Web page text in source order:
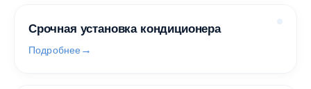
Срочная установка кондиционера
Подробнее